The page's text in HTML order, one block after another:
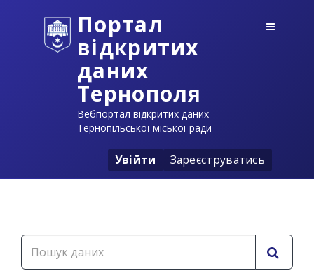
Портал
відкритих
даних
Тернополя
Вебпортал відкритих даних
Тернопільської міської ради
Увійти Зареєструватись